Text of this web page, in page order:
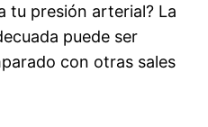
tu presión arterial? La
puede ser
con otras sales